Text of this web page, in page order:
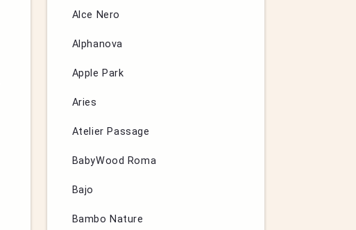
Alce Nero
Alphanova
Apple Park
Aries
Atelier Passage
BabyWood Roma
Bajo
Bambo Nature